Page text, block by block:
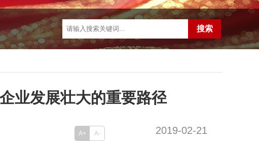
业发展壮大的重要路径
2019-02-21
A+ A-